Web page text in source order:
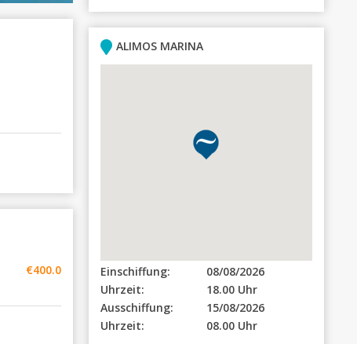
€400.0
ALIMOS MARINA
Einschiffung:
08/08/2026
Uhrzeit:
18.00 Uhr
Ausschiffung:
15/08/2026
Uhrzeit:
08.00 Uhr